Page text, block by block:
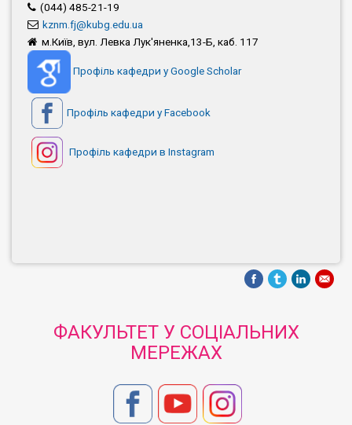
(044) 485-21-19
kznm.fj@kubg.edu.ua
м.Київ, вул. Левка Лук'яненка,13-Б, каб. 117
Профіль кафедри у Google Scholar
Профіль кафедри у Facebook
Профіль кафедри в Instagram
ФАКУЛЬТЕТ У СОЦІАЛЬНИХ
МЕРЕЖАХ